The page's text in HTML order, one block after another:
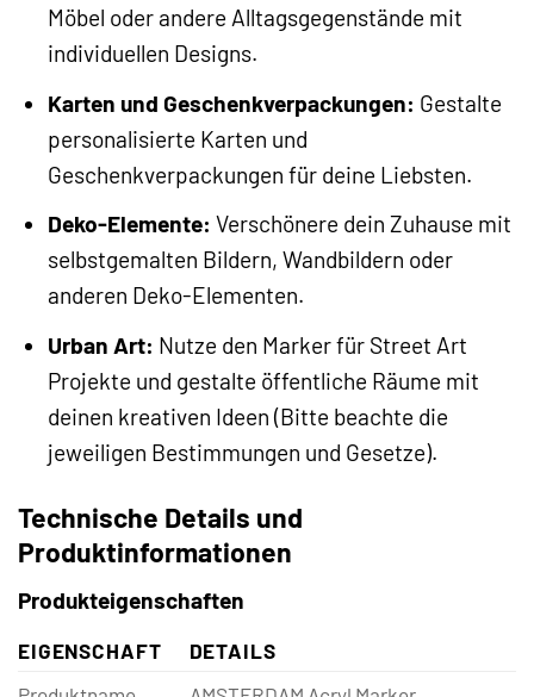
Möbel oder andere Alltagsgegenstände mit
individuellen Designs.
Karten und Geschenkverpackungen: Gestalte
personalisierte Karten und
Geschenkverpackungen für deine Liebsten.
Deko-Elemente: Verschönere dein Zuhause mit
selbstgemalten Bildern, Wandbildern oder
anderen Deko-Elementen.
Urban Art: Nutze den Marker für Street Art
Projekte und gestalte öffentliche Räume mit
deinen kreativen Ideen (Bitte beachte die
jeweiligen Bestimmungen und Gesetze).
Technische Details und
Produktinformationen
Produkteigenschaften
EIGENSCHAFT
DETAILS